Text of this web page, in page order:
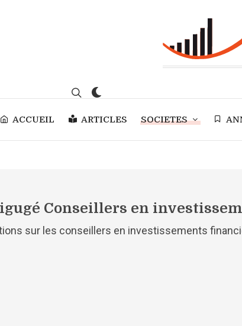
ACCUEIL ARTICLES SOCIETES
Conseillers en
sur les conseillers en investissements